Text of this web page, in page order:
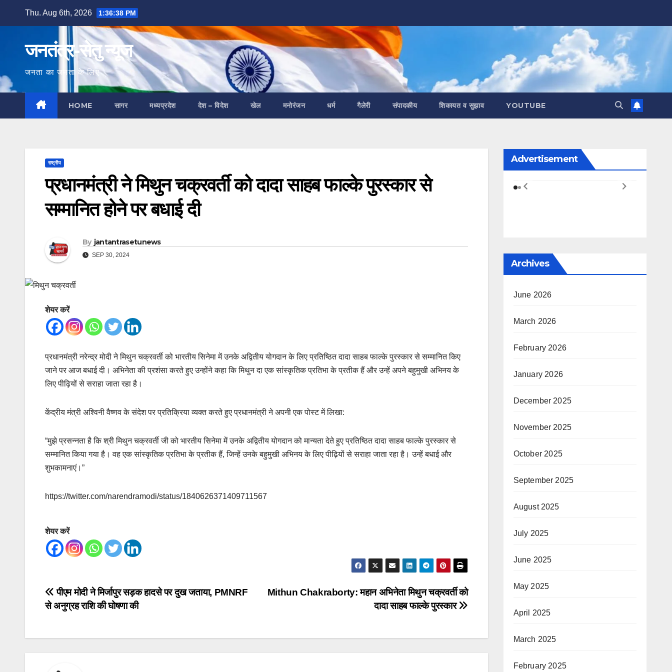
Thu. Aug 6th, 2026 1:36:39 PM
जनतंत्र-सेतु न्यूज
जनता का जनता के लिए
HOME सागर मध्यप्रदेश देश – विदेश खेल मनोरंजन धर्म गैलेरी संपादकीय शिकायत व सुझाव YOUTUBE
राष्ट्रीय
प्रधानमंत्री ने मिथुन चक्रवर्ती को दादा साहब फाल्के पुरस्कार से
सम्मानित होने पर बधाई दी
By jantantrasetunews
SEP 30, 2024
शेयर करें
प्रधानमंत्री नरेन्द्र मोदी ने मिथुन चक्रवर्ती को भारतीय सिनेमा में उनके अद्वितीय योगदान के लिए प्रतिष्ठित दादा साहब फाल्के पुरस्कार से सम्मानित किए
जाने पर आज बधाई दी। अभिनेता की प्रशंसा करते हुए उन्होंने कहा कि मिथुन दा एक सांस्कृतिक प्रतिभा के प्रतीक हैं और उन्‍हें अपने बहुमुखी अभिनय के
लिए पीढ़ियों से सराहा जाता रहा है।
केंद्रीय मंत्री अश्विनी वैष्णव के संदेश पर प्रतिक्रिया व्‍यक्‍त करते हुए प्रधानमंत्री ने अपनी एक पोस्‍ट में लिखा:
“मुझे प्रसन्‍नता है कि श्री मिथुन चक्रवर्ती जी को भारतीय सिनेमा में उनके अद्वितीय योगदान को मान्यता देते हुए प्रतिष्ठित दादा साहब फाल्के पुरस्कार से
सम्मानित किया गया है। वह एक सांस्कृतिक प्रतिभा के प्रतीक हैं, जिन्हें उनके बहुमुखी अभिनय के लिए पीढ़ियों से सराहा जाता रहा है। उन्हें बधाई और
शुभकामनाएं।”
https://twitter.com/narendramodi/status/1840626371409711567
शेयर करें
Post
navigation
Mithun Chakraborty: महान अभिनेता मिथुन चक्रवर्ती को
दादा साहब फाल्के पुरस्कार
पीएम मोदी ने मिर्जापुर सड़क हादसे पर दुख जताया, PMNRF
से अनुग्रह राशि की घोषणा की
Advertisement
Archives
June 2026
March 2026
February 2026
January 2026
December 2025
November 2025
October 2025
September 2025
August 2025
July 2025
June 2025
May 2025
April 2025
March 2025
February 2025